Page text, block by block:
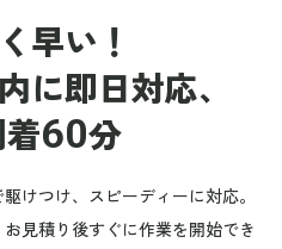
早い！
に即日対応、
60分
けつけ、スピーディーに対応。
見積り後すぐに作業を開始でき